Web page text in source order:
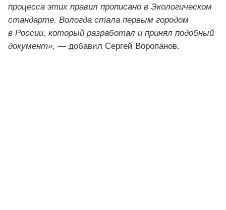
процесса этих правил прописано в Экологическом
стандарте. Вологда стала первым городом
в России, который разработал и принял подобный
документ», — добавил Сергей Воропанов.